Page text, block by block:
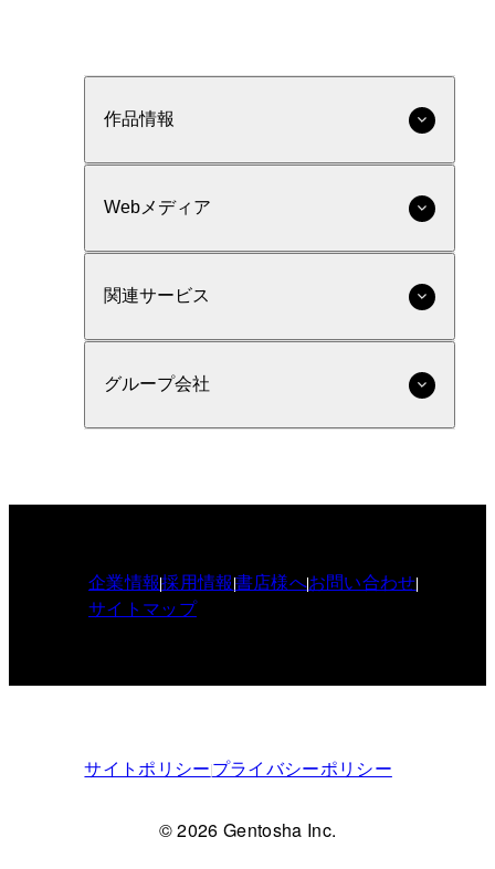
作品情報
Webメディア
関連サービス
グループ会社
企業情報採用情報書店様へお問い合わせ
サイトマップ
サイトポリシープライバシーポリシー
© 2026 Gentosha Inc.